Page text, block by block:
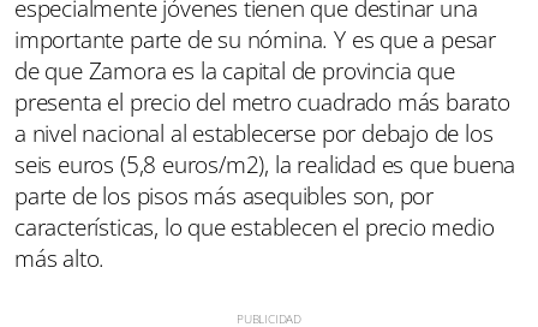
especialmente jóvenes tienen que destinar una
importante parte de su nómina. Y es que a pesar
de que Zamora es la capital de provincia que
presenta el precio del metro cuadrado más barato
a nivel nacional al establecerse por debajo de los
seis euros (5,8 euros/m2), la realidad es que buena
parte de los pisos más asequibles son, por
características, lo que establecen el precio medio
más alto.